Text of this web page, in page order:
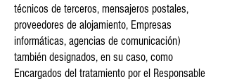
técnicos de terceros, mensajeros postales,
proveedores de alojamiento, Empresas
informáticas, agencias de comunicación)
también designados, en su caso, como
Encargados del tratamiento por el Responsable